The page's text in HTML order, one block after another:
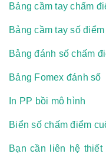
Bảng cầm tay chấm
Bảng cầm tay số điểm
Bảng đánh số chấm
Bảng Fomex đánh số
In PP bồi mô hình
Biển số chấm điểm
Bạn cần liên hệ